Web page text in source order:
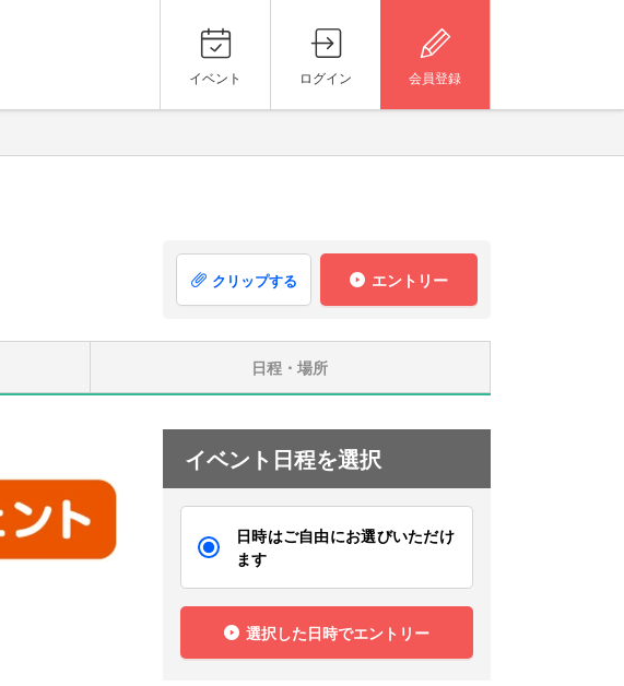
イベント ログイン 会員登録
クリップする エントリー
日程・場所
イベント日程を選択
日時はご自由にお選びいただけ
ます
選択した日時でエントリー